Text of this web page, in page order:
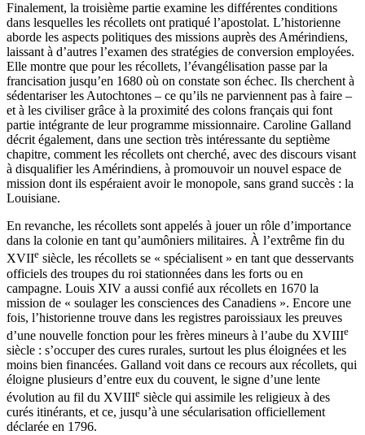
Finalement, la troisième partie examine les différentes conditions
dans lesquelles les récollets ont pratiqué l’apostolat. L’historienne
aborde les aspects politiques des missions auprès des Amérindiens,
laissant à d’autres l’examen des stratégies de conversion employées.
Elle montre que pour les récollets, l’évangélisation passe par la
francisation jusqu’en 1680 où on constate son échec. Ils cherchent à
sédentariser les Autochtones – ce qu’ils ne parviennent pas à faire –
et à les civiliser grâce à la proximité des colons français qui font
partie intégrante de leur programme missionnaire. Caroline Galland
décrit également, dans une section très intéressante du septième
chapitre, comment les récollets ont cherché, avec des discours visant
à disqualifier les Amérindiens, à promouvoir un nouvel espace de
mission dont ils espéraient avoir le monopole, sans grand succès : la
Louisiane.
En revanche, les récollets sont appelés à jouer un rôle d’importance
dans la colonie en tant qu’aumôniers militaires. À l’extrême fin du
XVIIe siècle, les récollets se « spécialisent » en tant que desservants
officiels des troupes du roi stationnées dans les forts ou en
campagne. Louis XIV a aussi confié aux récollets en 1670 la
mission de « soulager les consciences des Canadiens ». Encore une
fois, l’historienne trouve dans les registres paroissiaux les preuves
d’une nouvelle fonction pour les frères mineurs à l’aube du XVIIIe
siècle : s’occuper des cures rurales, surtout les plus éloignées et les
moins bien financées. Galland voit dans ce recours aux récollets, qui
éloigne plusieurs d’entre eux du couvent, le signe d’une lente
évolution au fil du XVIIIe siècle qui assimile les religieux à des
curés itinérants, et ce, jusqu’à une sécularisation officiellement
déclarée en 1796.